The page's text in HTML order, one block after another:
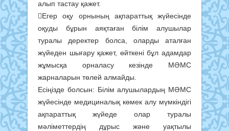
алып тастау қажет.
Егер оқу орнының ақпараттық жүйесінде
оқуды бұрын аяқтаған білім алушылар
туралы деректер болса, оларды аталған
жүйеден шығару қажет, өйткені бұл адамдар
жұмысқа орналасу кезінде МӘМС
жарналарын төлей алмайды.
Есіңізде болсын: Білім алушылардың МӘМС
жүйесінде медициналық көмек алу мүмкіндігі
ақпараттық жүйеде олар туралы
мәліметтердің дұрыс және уақтылы